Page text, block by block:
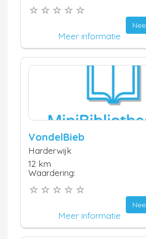
Meer informatie
VondelBieb
Harderwijk
12 km
Waardering:
Meer informatie